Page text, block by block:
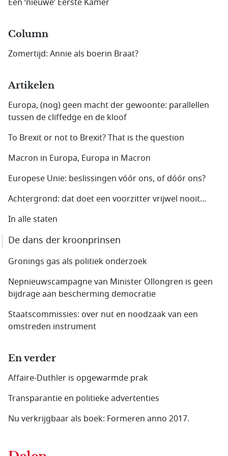
Een ‘nieuwe’ Eerste Kamer
Column
Zomertijd: Annie als boerin Braat?
Artikelen
Europa, (nog) geen macht der gewoonte: parallellen
tussen de cliffedge en de kloof
To Brexit or not to Brexit? That is the question
Macron in Europa, Europa in Macron
Europese Unie: beslissingen vóór ons, of dóór ons?
Achtergrond: dat doet een voorzitter vrijwel nooit...
In alle staten
De dans der kroonprinsen
Gronings gas als politiek onderzoek
Nepnieuwscampagne van Minister Ollongren is geen
bijdrage aan bescherming democratie
Staatscommissies: over nut en noodzaak van een
omstreden instrument
En verder
Affaire-Duthler is opgewarmde prak
Transparantie en politieke advertenties
Nu verkrijgbaar als boek: Formeren anno 2017.